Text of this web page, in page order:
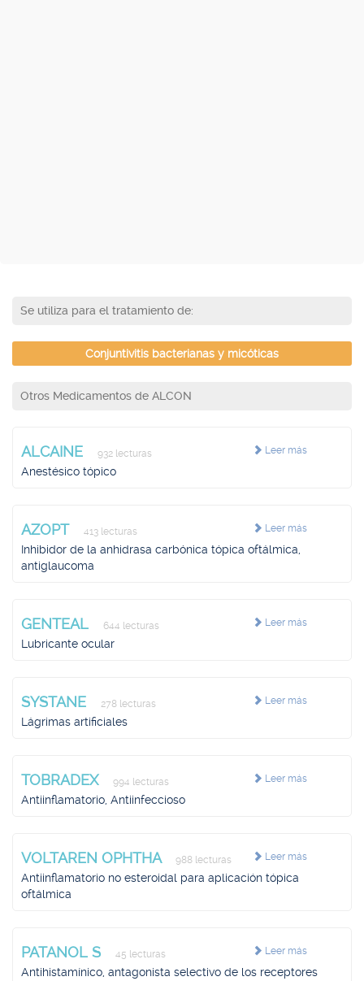
Se utiliza para el tratamiento de:
Conjuntivitis bacterianas y micóticas
Otros Medicamentos de ALCON
Leer más
ALCAINE 932 lecturas
Anestésico tópico
Leer más
AZOPT 413 lecturas
Inhibidor de la anhidrasa carbónica tópica oftálmica,
antiglaucoma
Leer más
GENTEAL 644 lecturas
Lubricante ocular
Leer más
SYSTANE 278 lecturas
Lágrimas artificiales
Leer más
TOBRADEX 994 lecturas
Antiinflamatorio, Antiinfeccioso
Leer más
VOLTAREN OPHTHA 988 lecturas
Antiinflamatorio no esteroidal para aplicación tópica
oftálmica
Leer más
PATANOL S 45 lecturas
Antihistamínico, antagonista selectivo de los receptores